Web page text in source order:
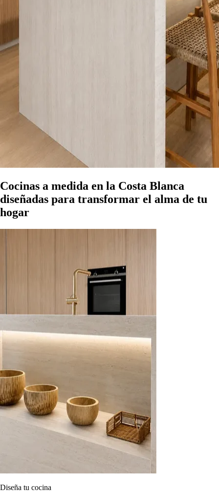
Cocinas a medida en la Costa Blanca
diseñadas para transformar el alma de tu
hogar
Diseña tu cocina